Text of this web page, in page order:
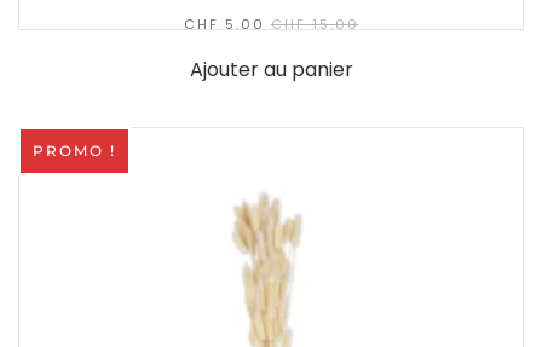
CHF 5.00 CHF15.00
Ajouter au panier
PROMO !